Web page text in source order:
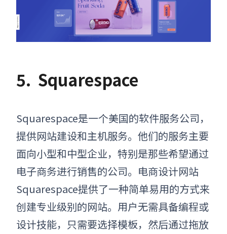
5. Squarespace
Squarespace是一个美国的软件服务公司，
提供网站建设和主机服务。他们的服务主要
面向小型和中型企业，特别是那些希望通过
电子商务进行销售的公司。电商设计网站
Squarespace提供了一种简单易用的方式来
创建专业级别的网站。用户无需具备编程或
设计技能，只需要选择模板，然后通过拖放